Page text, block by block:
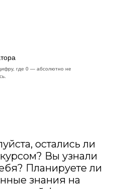
где 0 — абсолютно не
остались ли
Вы узнали
Планируете ли
знания на